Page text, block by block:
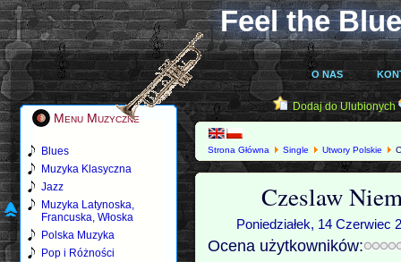
Feel the
O NAS
Menu Muzyczne
Blues
Muzyka Klasyczna
Jazz
Muzyka Latynoska,
Francuska, Włoska
Polska Muzyka
Pop i Różności
Dodaj do Ulubionych
Strona Główna Single Utwory Polskie
Czeslaw
Poniedziałek, 14
Ocena użytkowników: